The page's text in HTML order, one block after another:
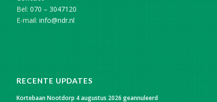
Bel: 070 – 3047120
E-mail: info@ndr.nl
RECENTE UPDATES
Kortebaan Nootdorp 4 augustus 2026 geannuleerd